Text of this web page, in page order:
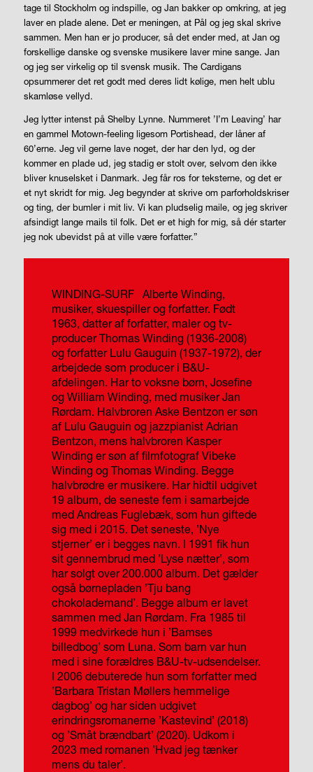
tage til Stockholm og indspille, og Jan bakker op omkring, at jeg
laver en plade alene. Det er meningen, at Pål og jeg skal skrive
sammen. Men han er jo producer, så det ender med, at Jan og
forskellige danske og svenske musikere laver mine sange. Jan
og jeg ser virkelig op til svensk musik. The Cardigans
opsummerer det ret godt med deres lidt kølige, men helt ublu
skamløse vellyd.
Jeg lytter intenst på Shelby Lynne. Nummeret ’I’m Leaving’ har
en gammel Motown-feeling ligesom Portishead, der låner af
60’erne. Jeg vil gerne lave noget, der har den lyd, og der
kommer en plade ud, jeg stadig er stolt over, selvom den ikke
bliver knuselsket i Danmark. Jeg får ros for teksterne, og det er
et nyt skridt for mig. Jeg begynder at skrive om parforholdskriser
og ting, der bumler i mit liv. Vi kan pludselig maile, og jeg skriver
afsindigt lange mails til folk. Det er et highfor mig, så dér starter
jeg nok ubevidst på at ville være forfatter.”
WINDING-SURF
Alberte Winding,
musiker, skuespiller og forfatter. Født
1963, datter af forfatter, maler og tv-
producer Thomas Winding (1936-2008)
og forfatter Lulu Gauguin (1937-1972), der
arbejdede som producer i B&U-
afdelingen. Har to voksne børn, Josefine
og William Winding, med musiker Jan
Rørdam. Halvbroren Aske Bentzon er søn
af Lulu Gauguin og jazzpianist Adrian
Bentzon, mens halvbroren Kasper
Winding er søn af filmfotograf Vibeke
Winding og Thomas Winding. Begge
halvbrødre er musikere. Har hidtil udgivet
19 album, de seneste fem i samarbejde
med Andreas Fuglebæk, som hun giftede
sig med i 2015. Det seneste, ’Nye
stjerner’ er i begges navn. I 1991 fik hun
sit gennembrud med ’Lyse nætter’, som
har solgt over 200.000 album. Det gælder
også børnepladen ’Tju bang
chokolademand’. Begge album er lavet
sammen med Jan Rørdam. Fra 1985 til
1999 medvirkede hun i ’Bamses
billedbog’ som Luna. Som barn var hun
med i sine forældres B&U-tv-udsendelser.
I 2006 debuterede hun som forfatter med
’Barbara Tristan Møllers hemmelige
dagbog’ og har siden udgivet
erindringsromanerne ’Kastevind’ (2018)
og ’Småt brændbart’ (2020). Udkom i
2023 med romanen ’Hvad jeg tænker
mens du taler’.